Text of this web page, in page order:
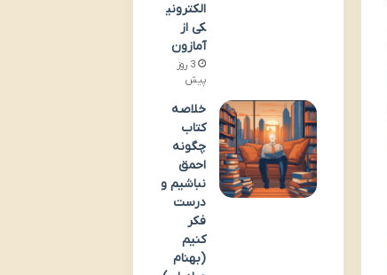
الکترونی
کی از
آمازون
3 روز
پیش
خلاصه
کتاب
چگونه
احمق
نباشیم و
درست
فکر
کنیم
(بهنام